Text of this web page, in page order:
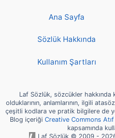
Çankırı
Çorum
Diyarbakır
Dünya Haritasında
22/03/09
19/04/09
26/04/09
03/05/09
Ana Sayfa
Sözlük Hakkında
Kullanım Şartları
Laf Sözlük, sözcükler hakkında
olduklarının, anlamlarının, ilgili
çeşitli kodlara ve pratik bilgilere de
Blog içeriği Creative Commons
kapsamında
Laf Sözlük © 2009 -